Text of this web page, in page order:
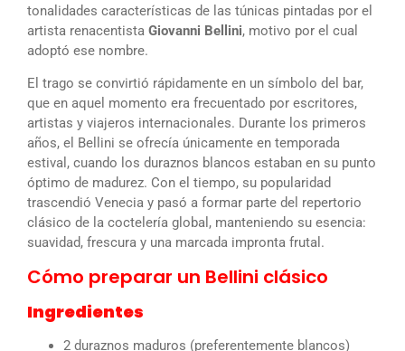
tonalidades características de las túnicas pintadas por el
artista renacentista Giovanni Bellini, motivo por el cual
adoptó ese nombre.
El trago se convirtió rápidamente en un símbolo del bar,
que en aquel momento era frecuentado por escritores,
artistas y viajeros internacionales. Durante los primeros
años, el Bellini se ofrecía únicamente en temporada
estival, cuando los duraznos blancos estaban en su punto
óptimo de madurez. Con el tiempo, su popularidad
trascendió Venecia y pasó a formar parte del repertorio
clásico de la coctelería global, manteniendo su esencia:
suavidad, frescura y una marcada impronta frutal.
Cómo preparar un Bellini clásico
Ingredientes
2 duraznos maduros (preferentemente blancos)